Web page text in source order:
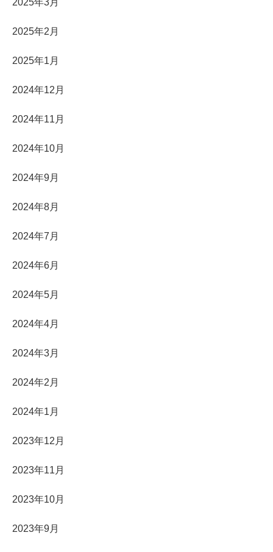
2025年3月
2025年2月
2025年1月
2024年12月
2024年11月
2024年10月
2024年9月
2024年8月
2024年7月
2024年6月
2024年5月
2024年4月
2024年3月
2024年2月
2024年1月
2023年12月
2023年11月
2023年10月
2023年9月